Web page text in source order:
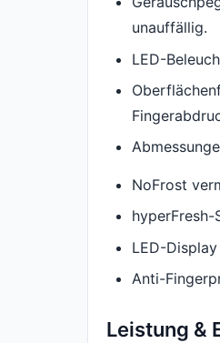
unauffällig.
LED-
NoFrost
hyperFresh-
LED-
Anti-
Leistung &